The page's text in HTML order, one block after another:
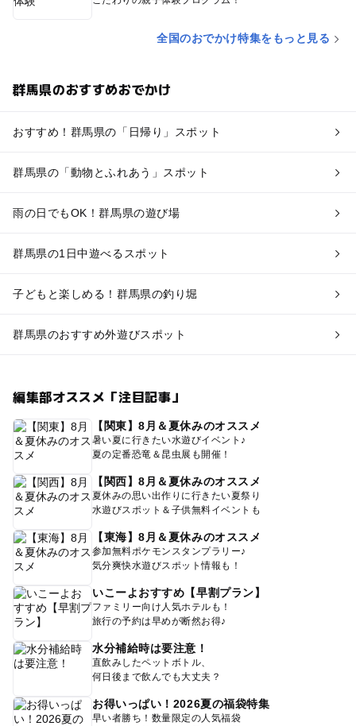
全国のおでかけ特集をもっと見る
群馬県のおすすめおでかけ
おすすめ！群馬県の「日帰り」スポット
群馬県の「動物とふれあう」スポット
雨の日でもOK！群馬県の遊び場
群馬県の1日中遊べるスポット
子どもと楽しめる！群馬県の釣り堀
群馬県のおすすめ外遊びスポット
編集部オススメ「注目記事」
【関東】8月＆夏休みのオススメ
暑い夏に行きたい水遊びイベント♪
夏の定番恐竜＆昆虫展も開催！
【関西】8月＆夏休みのオススメ
夏休みの思い出作りに行きたい夏祭り
水遊びスポット＆子供無料イベントも
【東海】8月＆夏休みのオススメ
参加無料ポケモンスタンプラリー♪
気分爽快水遊びスポット情報も！
いこーよおすすめ【早割プラン】
ファミリー向け人気ホテルも！
旅行の予約は早めが断然お得♪
水分補給時は要注意！
直飲みしたペットボトル、
何日後まで飲んでも大丈夫？
お得いっぱい！2026夏の福袋特集
早い者勝ち！数量限定の人気福袋